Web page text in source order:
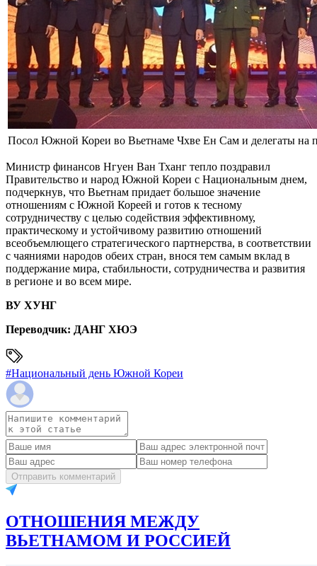
Посол Южной Кореи во Вьетнаме Чхве Ен Сам и делегаты на
Министр финансов Нгуен Ван Тханг тепло поздравил
Правительство и народ Южной Кореи с Национальным днем,
подчеркнув, что Вьетнам придает большое значение
отношениям с Южной Кореей и готов к тесному
сотрудничеству с целью содействия эффективному,
практическому и устойчивому развитию отношений
всеобъемлющего стратегического партнерства, в соответствии
с чаяниями народов обеих стран, внося тем самым вклад в
поддержание мира, стабильности, сотрудничества и развития
в регионе и во всем мире.
ВУ ХУНГ
Переводчик: ДАНГ ХЮЭ
#Национальный день Южной Кореи
Отправить комментарий
ОТНОШЕНИЯ МЕЖДУ
ВЬЕТНАМОМ И РОССИЕЙ